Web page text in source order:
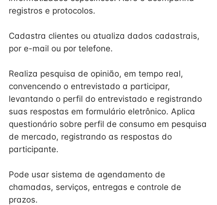
registros e protocolos.
Cadastra clientes ou atualiza dados cadastrais,
por e-mail ou por telefone.
Realiza pesquisa de opinião, em tempo real,
convencendo o entrevistado a participar,
levantando o perfil do entrevistado e registrando
suas respostas em formulário eletrônico. Aplica
questionário sobre perfil de consumo em pesquisa
de mercado, registrando as respostas do
participante.
Pode usar sistema de agendamento de
chamadas, serviços, entregas e controle de
prazos.